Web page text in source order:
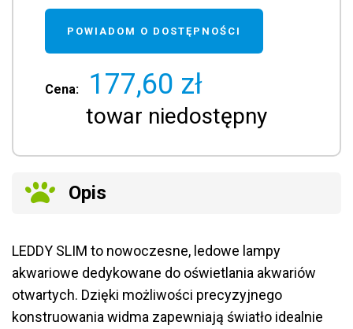
POWIADOM O DOSTĘPNOŚCI
Cena: 177,60 zł
towar niedostępny
Opis
LEDDY SLIM to nowoczesne, ledowe lampy
akwariowe dedykowane do oświetlania akwariów
otwartych. Dzięki możliwości precyzyjnego
konstruowania widma zapewniają światło idealnie